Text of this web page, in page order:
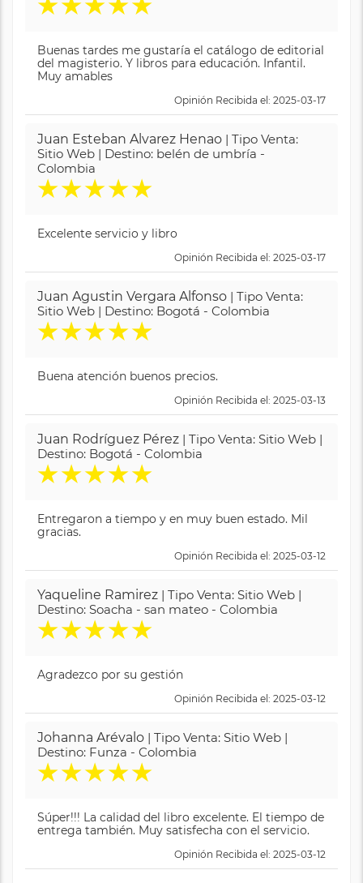
Buenas tardes me gustaría el catálogo de editorial
del magisterio. Y libros para educación. Infantil.
Muy amables
Opinión Recibida el: 2025-03-17
Juan Esteban Alvarez Henao | Tipo Venta:
Sitio Web | Destino: belén de umbría -
Colombia
★★★★★
Excelente servicio y libro
Opinión Recibida el: 2025-03-17
Juan Agustin Vergara Alfonso | Tipo Venta:
Sitio Web | Destino: Bogotá - Colombia
★★★★★
Buena atención buenos precios.
Opinión Recibida el: 2025-03-13
Juan Rodríguez Pérez | Tipo Venta: Sitio Web |
Destino: Bogotá - Colombia
★★★★★
Entregaron a tiempo y en muy buen estado. Mil
gracias.
Opinión Recibida el: 2025-03-12
Yaqueline Ramirez | Tipo Venta: Sitio Web |
Destino: Soacha - san mateo - Colombia
★★★★★
Agradezco por su gestión
Opinión Recibida el: 2025-03-12
Johanna Arévalo | Tipo Venta: Sitio Web |
Destino: Funza - Colombia
★★★★★
Súper!!! La calidad del libro excelente. El tiempo de
entrega también. Muy satisfecha con el servicio.
Opinión Recibida el: 2025-03-12